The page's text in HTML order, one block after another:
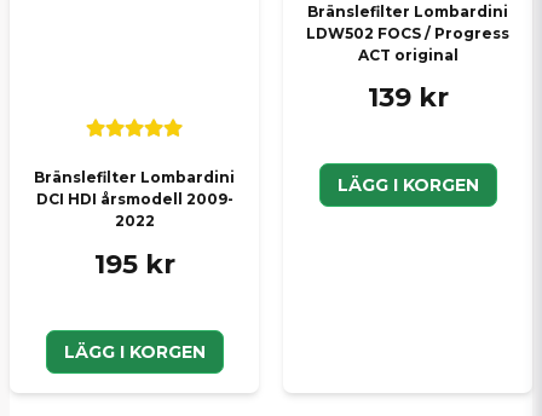
Bränslefilter Lombardini
DCI HDI årsmodell 2009-
2022
195 kr
LÄGG I KORGEN
Bränslefilter Lombardini
LDW502 FOCS / Progress
ACT original
139 kr
LÄGG I KORGEN